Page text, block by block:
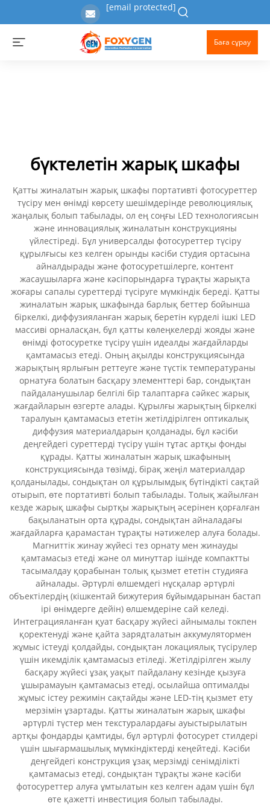
[email protected]
Баға сұрау
бүктелетін жарық шкафы
Қатты жиналатын жарық шкафы портативті фотосуреттер
түсіру мен өнімді көрсету шешімдерінде революциялық
жаңалық болып табылады, ол ең соңғы LED технологиясын
және инновациялық жиналатын конструкцияны
үйлестіреді. Бұл универсалды фотосуреттер түсіру
құрылғысы кез келген орынды кәсіби студия ортасына
айналдырады және фотосуретшілерге, контент
жасаушыларға және кәсіпорындарға тұрақты жарықта
жоғары сапалы суреттерді түсіруге мүмкіндік береді. Қатты
жиналатын жарық шкафында барлық беттер бойынша
біркелкі, диффузияланған жарық беретін күрделі ішкі LED
массиві орналасқан, бұл қатты көлеңкелерді жояды және
өнімді фотосуретке түсіру үшін идеалды жағдайларды
қамтамасыз етеді. Оның ақылды конструкциясында
жарықтың ярлығын реттеуге және түстік температураны
орнатуға болатын басқару элементтері бар, сондықтан
пайдаланушылар белгілі бір талаптарға сәйкес жарық
жағдайларын өзгерте алады. Құрылғы жарықтың біркелкі
таралуын қамтамасыз ететін жетілдірілген оптикалық
диффузия материалдарын қолданады, бұл кәсіби
деңгейдегі суреттерді түсіру үшін тұтас артқы фонды
құрады. Қатты жиналатын жарық шкафының
конструкциясында төзімді, бірақ жеңіл материалдар
қолданылады, сондықтан ол құрылымдық бүтіндікті сақтай
отырып, өте портативті болып табылады. Толық жайылған
кезде жарық шкафы сыртқы жарықтың әсерінен қорғалған
бақыланатын орта құрады, сондықтан айналадағы
жағдайларға қарамастан тұрақты нәтижелер алуға болады.
Магниттік жинау жүйесі тез орнату мен жинауды
қамтамасыз етеді және ол минуттар ішінде компактты
тасымалдау қорабынан толық қызмет ететін студияға
айналады. Әртүрлі өлшемдегі нұсқалар әртүрлі
объектілердің (кішкентай бижутерия бұйымдарынан бастап
ірі өнімдерге дейін) өлшемдеріне сай келеді.
Интеграцияланған қуат басқару жүйесі айнымалы токпен
қоректенуді және қайта зарядталатын аккумулятормен
жұмыс істеуді қолдайды, сондықтан локациялық түсірулер
үшін икемділік қамтамасыз етіледі. Жетілдірілген жылу
басқару жүйесі ұзақ уақыт пайдалану кезінде қызуға
ұшырамауын қамтамасыз етеді, осылайша оптималды
жұмыс істеу режимін сақтайды және LED-тің қызмет ету
мерзімін ұзартады. Қатты жиналатын жарық шкафы
әртүрлі түстер мен текстуралардағы ауыстырылатын
артқы фондарды қамтиды, бұл әртүрлі фотосурет стилдері
үшін шығармашылық мүмкіндіктерді кеңейтеді. Кәсіби
деңгейдегі конструкция ұзақ мерзімді сенімділікті
қамтамасыз етеді, сондықтан тұрақты және кәсіби
фотосуреттер алуға ұмтылатын кез келген адам үшін бұл
өте қажетті инвестиция болып табылады.